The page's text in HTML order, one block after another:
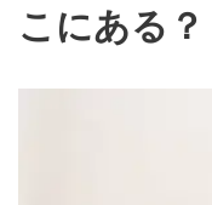
こにある？